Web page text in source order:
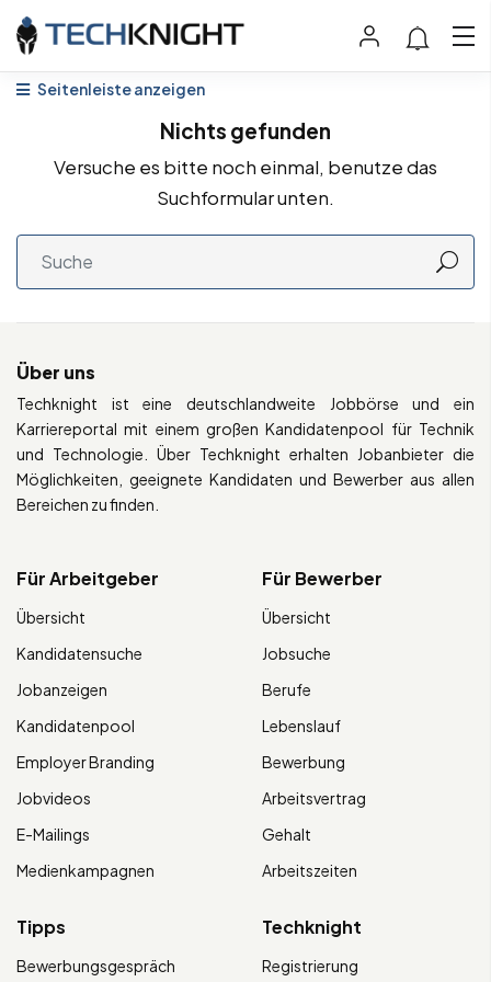
Seitenleiste anzeigen
Nichts gefunden
Versuche es bitte noch einmal, benutze das
Suchformular unten.
Über uns
Techknight ist eine deutschlandweite Jobbörse und ein
Karriereportal mit einem großen Kandidatenpool für Technik
und Technologie. Über Techknight erhalten Jobanbieter die
Möglichkeiten, geeignete Kandidaten und Bewerber aus allen
Bereichen zu finden.
Für Arbeitgeber
Übersicht
Kandidatensuche
Jobanzeigen
Kandidatenpool
Employer Branding
Jobvideos
E-Mailings
Medienkampagnen
Für Bewerber
Übersicht
Jobsuche
Berufe
Lebenslauf
Bewerbung
Arbeitsvertrag
Gehalt
Arbeitszeiten
Tipps
Bewerbungsgespräch
Techknight
Registrierung